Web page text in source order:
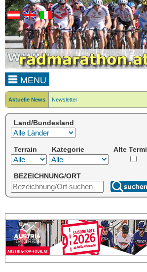
MENU
Aktuelle News Newsletter
Land/Bundesland
Terrain Kategorie Alte
BEZEICHNUNG/ORT